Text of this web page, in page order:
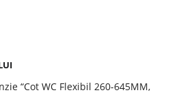
“Cot WC Flexibil 260-645MM,